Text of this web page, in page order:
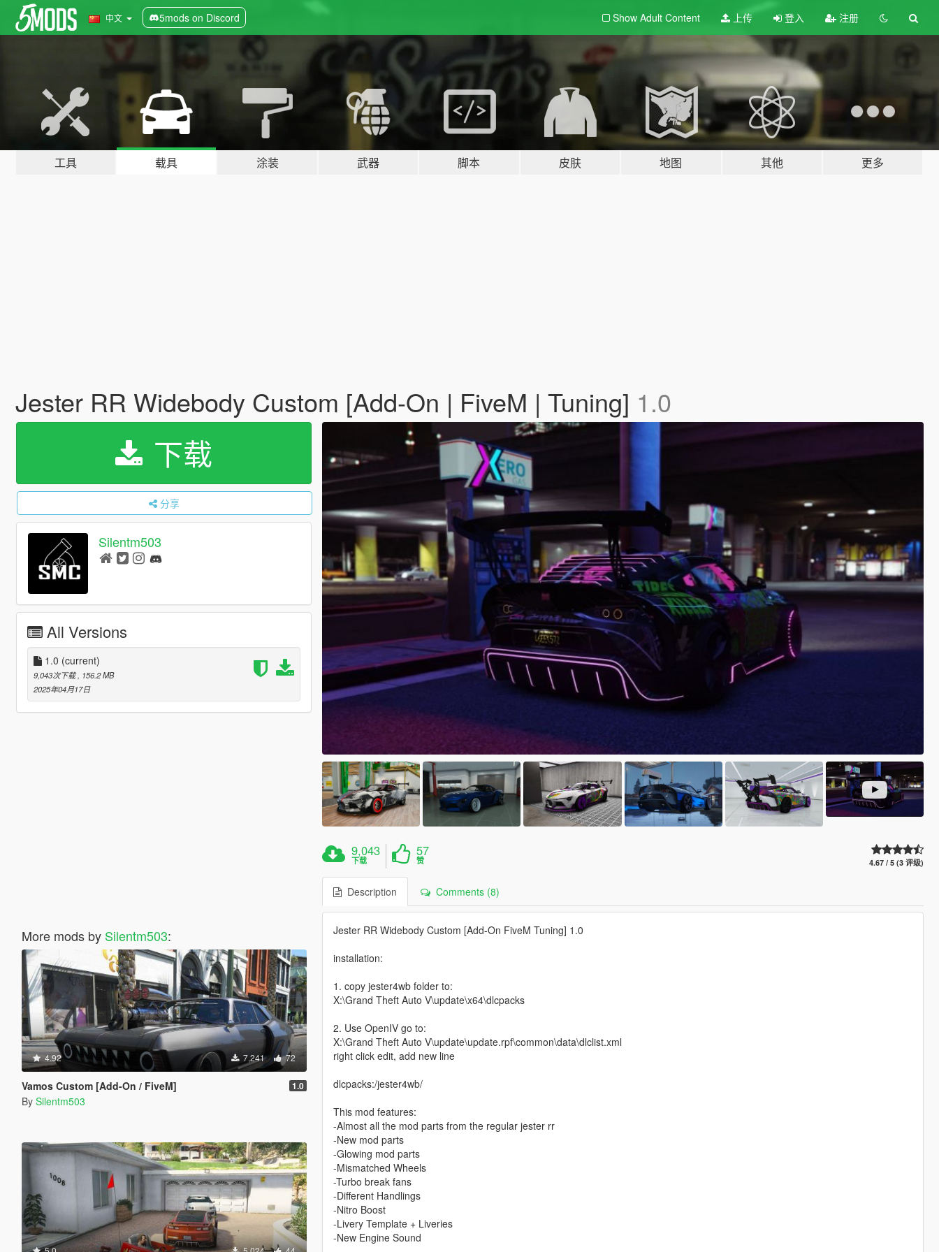
中文 5mods on Discord Show Adult Content 上传 登入 注册
工具 载具 涂装 武器 脚本 皮肤 地图 其他 更多
Jester RR Widebody Custom [Add-On | FiveM | Tuning] 1.0
下载
分享
Silentm503
All Versions
1.0 (current)
9,043次下载 , 156.2 MB
2025年04月17日
More mods by Silentm503:
4.92 7,241 72
Vamos Custom [Add-On / FiveM] 1.0
By Silentm503
9,043
下载
57
赞 4.67 / 5 (3 评级)
Description Comments (8)
Jester RR Widebody Custom [Add-On FiveM Tuning] 1.0
installation:
1. copy jester4wb folder to:
X:\Grand Theft Auto V\update\x64\dlcpacks
2. Use OpenIV go to:
X:\Grand Theft Auto V\update\update.rpf\common\data\dlclist.xml
right click edit, add new line
dlcpacks:/jester4wb/
This mod features:
-Almost all the mod parts from the regular jester rr
-New mod parts
-Glowing mod parts
-Mismatched Wheels
-Turbo break fans
-Different Handlings
-Nitro Boost
-Livery Template + Liveries
-New Engine Sound